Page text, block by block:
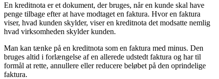
En kreditnota er et dokument, der bruges, når en kunde skal have
penge tilbage efter at have modtaget en faktura. Hvor en faktura
viser, hvad kunden skylder, viser en kreditnota det modsatte nemlig
hvad virksomheden skylder kunden.
Man kan tænke på en kreditnota som en faktura med minus. Den
bruges altid i forlængelse af en allerede udstedt faktura og har til
formål at rette, annullere eller reducere beløbet på den oprindelige
faktura.